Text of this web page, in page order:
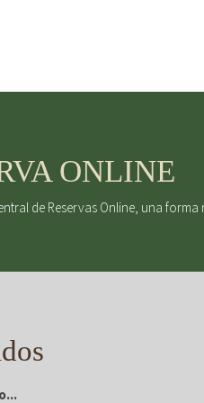
ONLINE
de Reservas Online, una